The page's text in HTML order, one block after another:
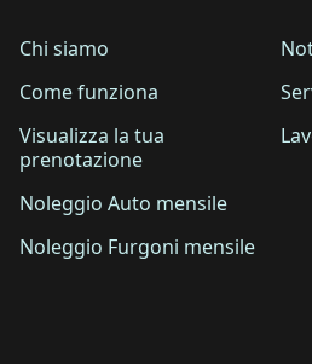
Chi siamo
Come funziona
Visualizza la tua
prenotazione
Noleggio Auto mensile
Noleggio Furgoni mensile